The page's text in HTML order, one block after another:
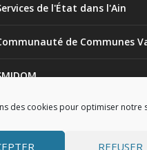
des cookies pour optimiser notre
REFUSER
de l'État dans l'Ain
de Communes
des rivières Dombes